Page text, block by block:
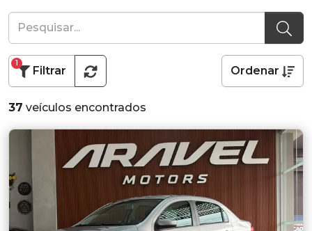
Filtrar
1
Ordenar
37 veículos encontrados